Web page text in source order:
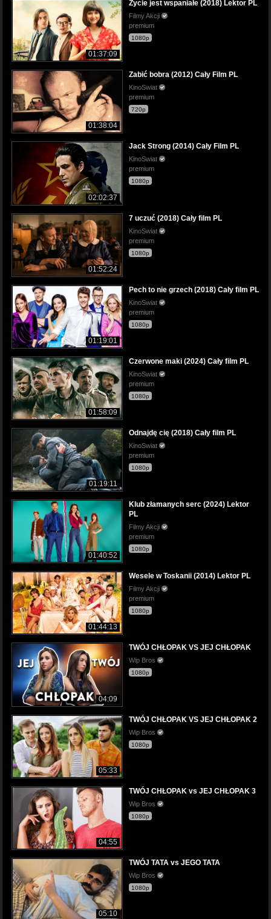
01:37:09
Życie jest wspaniałe (2018) Lektor PL
Filmy Akcji
premium
1080p
01:38:04
Zabić bobra (2012) Cały Film PL
KinoSwiat
premium
720p
02:02:37
Jack Strong (2014) Cały Film PL
KinoSwiat
premium
1080p
01:52:24
7 uczuć (2018) Cały film PL
KinoSwiat
premium
1080p
01:19:01
Pech to nie grzech (2018) Cały film PL
KinoSwiat
premium
1080p
01:58:09
Czerwone maki (2024) Cały film PL
KinoSwiat
premium
1080p
01:19:11
Odnajdę cię (2018) Cały film PL
KinoSwiat
premium
1080p
01:40:52
Klub złamanych serc (2024) Lektor
PL
Filmy Akcji
premium
1080p
01:44:13
Wesele w Toskanii (2014) Lektor PL
Filmy Akcji
premium
1080p
04:09
TWÓJ CHŁOPAK VS JEJ CHŁOPAK
Wip Bros
1080p
05:33
TWÓJ CHŁOPAK VS JEJ CHŁOPAK 2
Wip Bros
1080p
04:55
TWÓJ CHŁOPAK vs JEJ CHŁOPAK 3
Wip Bros
1080p
05:10
TWÓJ TATA vs JEGO TATA
Wip Bros
1080p